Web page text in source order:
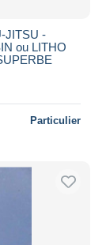
JITSU -
ou LITHO
Particulier